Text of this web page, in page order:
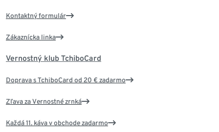
Kontaktný formulár
Zákaznícka linka
Vernostný klub TchiboCard
Doprava s TchiboCard od 20 € zadarmo
Zľava za Vernostné zrnká
Každá 11. káva v obchode zadarmo